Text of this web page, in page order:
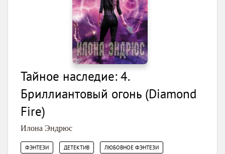
Тайное наследие: 4.
Бриллиантовый огонь (Diamond
Fire)
Илона Эндрюс
ФЭНТЕЗИ ДЕТЕКТИВ ЛЮБОВНОЕ ФЭНТЕЗИ